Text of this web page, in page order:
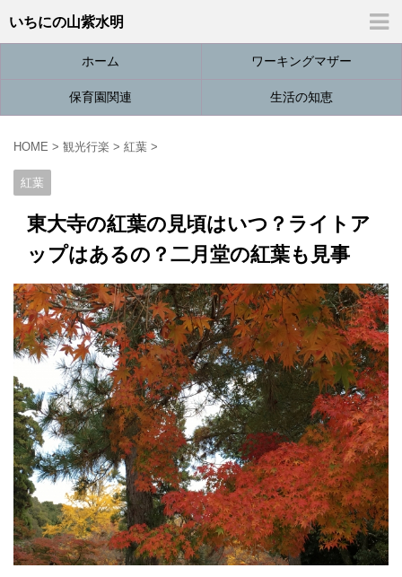
いちにの山紫水明
ホーム ワーキングマザー
保育園関連 生活の知恵
HOME > 観光行楽 > 紅葉 >
紅葉
東大寺の紅葉の見頃はいつ？ライトア
ップはあるの？二月堂の紅葉も見事